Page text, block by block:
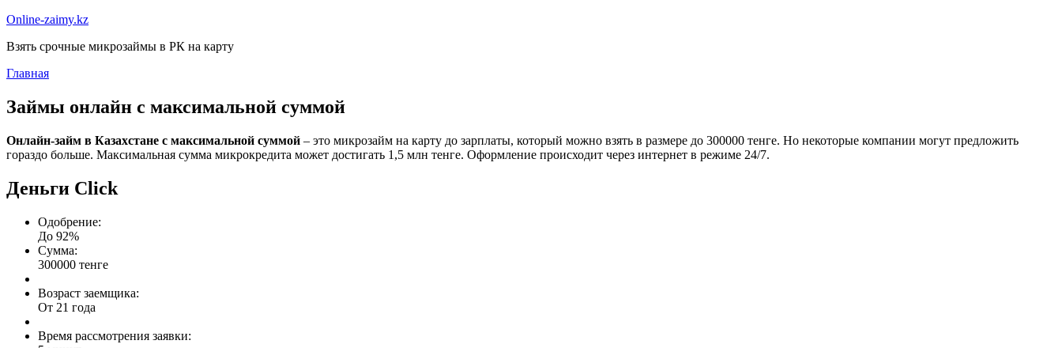
Online-zaimy.kz
Взять срочные микрозаймы в РК на карту
Главная
Займы онлайн с максимальной суммой
Онлайн-займ в Казахстане с максимальной суммой – это микрозайм на карту до зарплаты, который можно взять в размере до 300000 тенге. Но некоторые компании могут предложить
гораздо больше. Максимальная сумма микрокредита может достигать 1,5 млн тенге. Оформление происходит через интернет в режиме 24/7.
Деньги Сlick
Одобрение:
До 92%
Сумма:
300000 тенге
Возраст заемщика:
От 21 года
Время рассмотрения заявки: